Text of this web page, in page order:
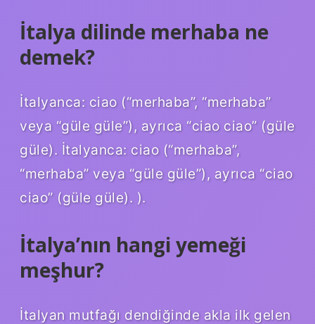
İtalya dilinde merhaba ne
demek?
İtalyanca: ciao (“merhaba”, “merhaba”
veya “güle güle”), ayrıca “ciao ciao” (güle
güle). İtalyanca: ciao (“merhaba”,
“merhaba” veya “güle güle”), ayrıca “ciao
ciao” (güle güle). ).
İtalya’nın hangi yemeği
meşhur?
İtalyan mutfağı dendiğinde akla ilk gelen